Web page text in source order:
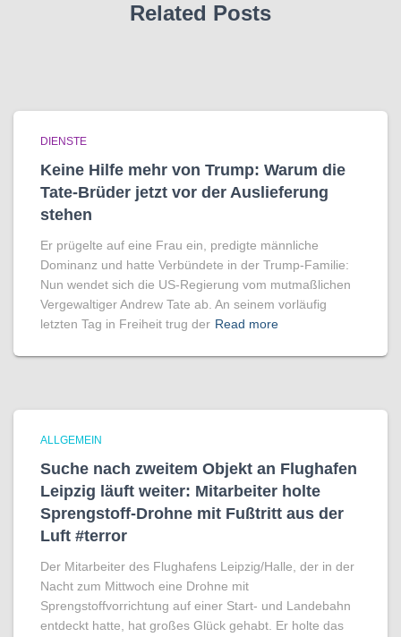
Related Posts
DIENSTE
Keine Hilfe mehr von Trump: Warum die
Tate-Brüder jetzt vor der Auslieferung
stehen
Er prügelte auf eine Frau ein, predigte männliche
Dominanz und hatte Verbündete in der Trump-Familie:
Nun wendet sich die US-Regierung vom mutmaßlichen
Vergewaltiger Andrew Tate ab. An seinem vorläufig
letzten Tag in Freiheit trug der Read more
ALLGEMEIN
Suche nach zweitem Objekt an Flughafen
Leipzig läuft weiter: Mitarbeiter holte
Sprengstoff-Drohne mit Fußtritt aus der
Luft #terror
Der Mitarbeiter des Flughafens Leipzig/Halle, der in der
Nacht zum Mittwoch eine Drohne mit
Sprengstoffvorrichtung auf einer Start- und Landebahn
entdeckt hatte, hat großes Glück gehabt. Er holte das